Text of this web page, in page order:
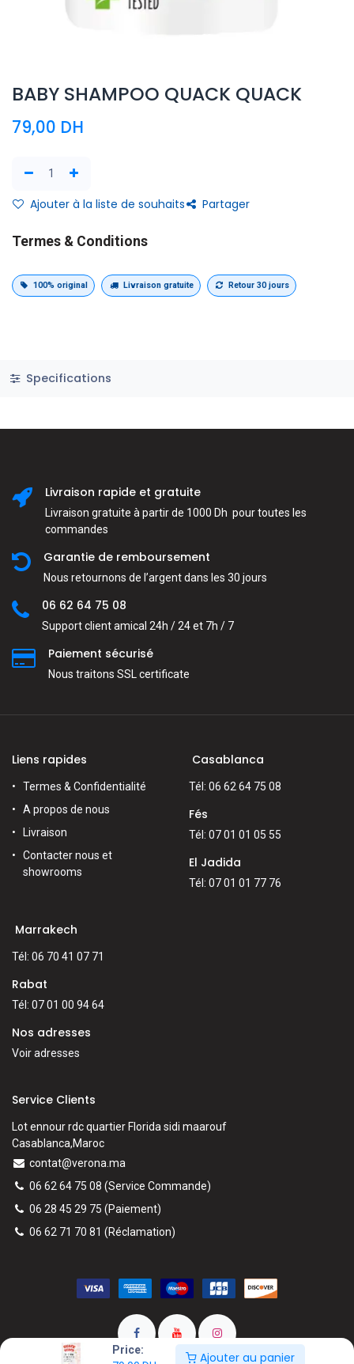
Price:
Ajouter au panier
BABY SHAMPOO QUACK QUACK
79,00 DH
Ajouter à la liste de souhaits Partager
Termes & Conditions
100% original Livraison gratuite Retour 30 jours
Specifications
Livraison rapide et gratuite
Livraison gratuite à partir de 1000 Dh pour toutes les
commandes
Garantie de remboursement
Nous retournons de l’argent dans les 30 jours
06 62 64 75 08
Support client amical 24h / 24 et 7h / 7
Paiement sécurisé
Nous traitons SSL сertificate
Liens rapides
Termes & Confidentialité
A propos de nous
Livraison
Contacter nous et
showrooms
Casablanca
Tél: 06 62 64 75 08
Fés
Tél: 07 01 01 05 55
El Jadida
Tél: 07 01 01 77 76
Marrakech
Tél: 06 70 41 07 71
Rabat
Tél: 07 01 00 94 64
Nos adresses
Voir adresses
Service Clients
Lot ennour rdc quartier Florida sidi maarouf
Casablanca,Maroc
contat@verona.ma
06 62 64 75 08 (Service Commande)
06 28 45 29 75 (Paiement)
06 62 71 70 81 (Réclamation)